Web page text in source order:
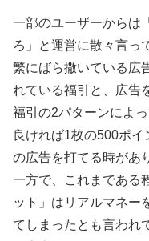
一部のユーザーからは
ろ」と運営に散々言っ
繁にばら撒いている広
れている福引と、広告
福引の2パターンによ
良ければ1枚の500ポイ
の広告を打てる時があ
一方で、これまである
ット」はリアルマネー
てしまったとも言われ